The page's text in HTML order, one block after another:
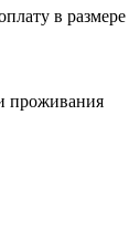
в размере
проживания